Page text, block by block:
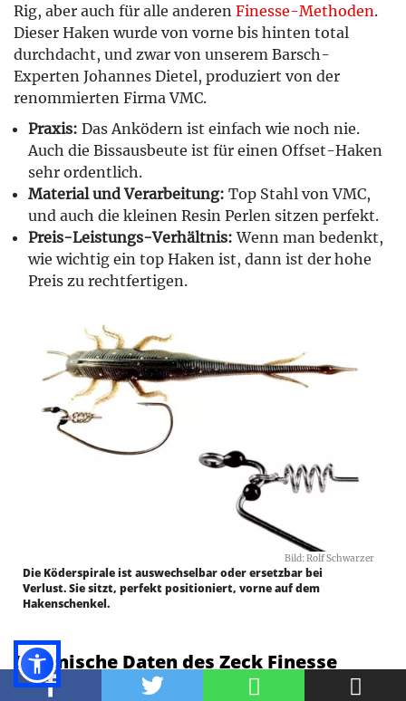
Rig, aber auch für alle anderen Finesse-Methoden.
Dieser Haken wurde von vorne bis hinten total
durchdacht, und zwar von unserem Barsch-
Experten Johannes Dietel, produziert von der
renommierten Firma VMC.
Praxis: Das Anködern ist einfach wie noch nie.
Auch die Bissausbeute ist für einen Offset-Haken
sehr ordentlich.
Material und Verarbeitung: Top Stahl von VMC,
und auch die kleinen Resin Perlen sitzen perfekt.
Preis-Leistungs-Verhältnis: Wenn man bedenkt,
wie wichtig ein top Haken ist, dann ist der hohe
Preis zu rechtfertigen.
Bild: Rolf Schwarzer
Die Köderspirale ist auswechselbar oder ersetzbar bei
Verlust. Sie sitzt, perfekt positioniert, vorne auf dem
Hakenschenkel.
Technische Daten des Zeck Finesse
Screw Hook